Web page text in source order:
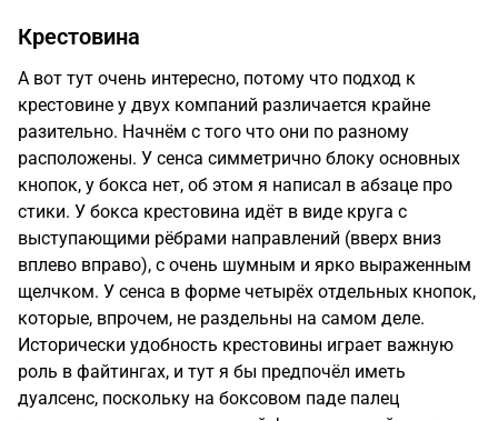
Крестовина
А вот тут очень интересно, потому что подход к
крестовине у двух компаний различается крайне
разительно. Начнём с того что они по разному
расположены. У сенса симметрично блоку основных
кнопок, у бокса нет, об этом я написал в абзаце про
стики. У бокса крестовина идёт в виде круга с
выступающими рёбрами направлений (вверх вниз
вплево вправо), с очень шумным и ярко выраженным
щелчком. У сенса в форме четырёх отдельных кнопок,
которые, впрочем, не раздельны на самом деле.
Исторически удобность крестовины играет важную
роль в файтингах, и тут я бы предпочёл иметь
дуалсенс, поскольку на боксовом паде палец